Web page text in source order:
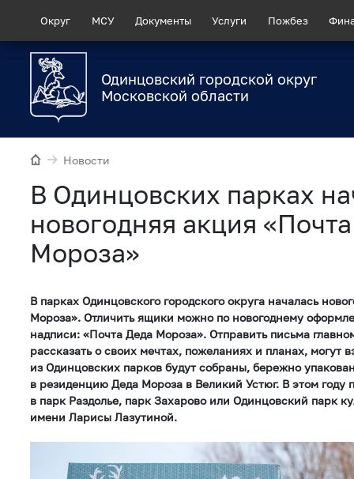
Округ МСУ Документы Услуги Пожбез
Одинцовский городской округ
Московской области
Новости
В Одинцовских парках
новогодняя акция
Мороза»
В парках Одинцовского городского округа началась
Мороза». Отличить ящики можно по новогоднему
надписи: «Почта Деда Мороза». Отправить письма
рассказать о своих мечтах, пожеланиях и планах, могут
из Одинцовских парков будут собраны, бережно
в резиденцию Деда Мороза в Великий Устюг. В этом году
в парк Раздолье, парк Захарово или Одинцовский парк
имени Ларисы Лазутиной.